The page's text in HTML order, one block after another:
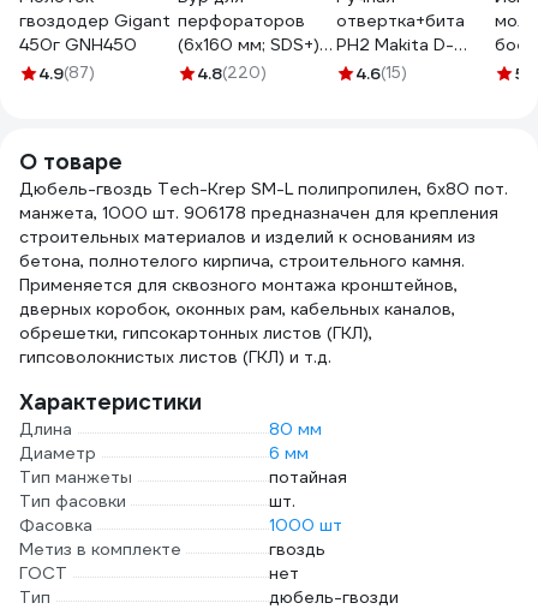
гвоздодер Gigant
450г GNH450
4.9(87)
перфораторов
(6х160 мм; SDS+)
Makita D-00066
4.8(220)
отвертка+бита
PH2 Makita D-
58833
4.6(15)
боек 500 гр.
5
О товаре
Дюбель-гвоздь Tech-Krep SM-L полипропилен, 6x80 пот.
манжета, 1000 шт. 906178 предназначен для крепления
строительных материалов и изделий к основаниям из
бетона, полнотелого кирпича, строительного камня.
Применяется для сквозного монтажа кронштейнов,
дверных коробок, оконных рам, кабельных каналов,
обрешетки, гипсокартонных листов (ГКЛ),
гипсоволокнистых листов (ГКЛ) и т.д.
Характеристики
Длина
80 мм
Диаметр
6 мм
Тип манжеты
потайная
Тип фасовки
шт.
Фасовка
1000 шт
Метиз в комплекте
гвоздь
ГОСТ
нет
Тип
дюбель-гвозди